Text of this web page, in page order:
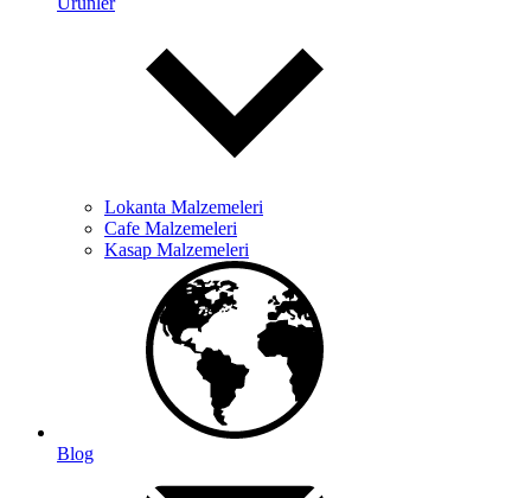
Lokanta Malzemeleri
Cafe Malzemeleri
Kasap Malzemeleri
Blog